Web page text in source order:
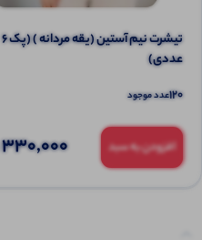
تیشرت نیم آستین (یقه مردانه ) (پک 6
عددی)
120عدد موجود
افزودن به سبد 330,000